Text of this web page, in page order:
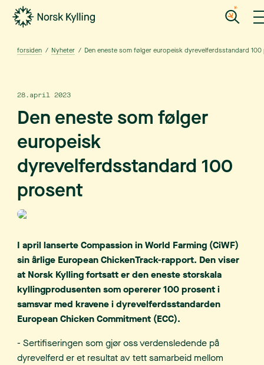
Gå til hovedinnholdet
Gå til menyen
forsiden / Nyheter / Den eneste som følger europeisk dyrevelferdsstandard
28.april 2023
Den eneste som følger
europeisk
dyrevelferdsstandard 100
prosent
I april lanserte Compassion in World Farming (CiWF)
sin årlige European ChickenTrack-rapport. Den viser
at Norsk Kylling fortsatt er den eneste storskala
kyllingprodusenten som opererer 100 prosent i
samsvar med kravene i dyrevelferdsstandarden
European Chicken Commitment (ECC).
- Sertifiseringen som gjør oss verdensledende på
dyrevelferd er et resultat av tett samarbeid mellom